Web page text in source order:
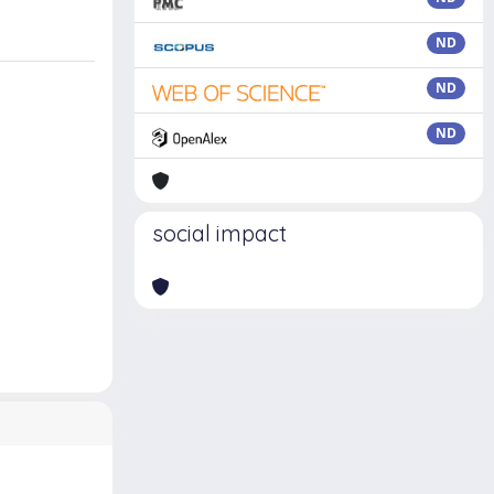
ND
ND
ND
social impact